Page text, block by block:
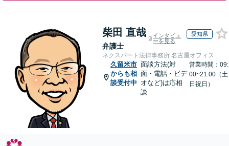
柴田 直哉
弁護士
インタビュ
ーを見る
愛知県
ネクスパート法律事務所 名古屋オフィス
久留米市
からも相
談受付中
面談方法(対
面・電話・ビデ
オなど)は応相
談
営業時間：09:
00~21:00（土
日祝日）